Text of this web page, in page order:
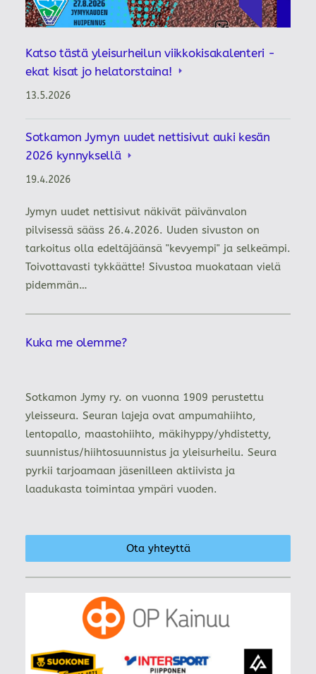
Katso tästä yleisurheilun viikkokisakalenteri -
ekat kisat jo helatorstaina!
13.5.2026
Sotkamon Jymyn uudet nettisivut auki kesän
2026 kynnyksellä
19.4.2026
Jymyn uudet nettisivut näkivät päivänvalon
pilvisessä sääss 26.4.2026. Uuden sivuston on
tarkoitus olla edeltäjäänsä "kevyempi" ja selkeämpi.
Toivottavasti tykkäätte! Sivustoa muokataan vielä
pidemmän…
Kuka me olemme?
Sotkamon Jymy ry. on vuonna 1909 perustettu
yleisseura. Seuran lajeja ovat ampumahiihto,
lentopallo, maastohiihto, mäkihyppy/yhdistetty,
suunnistus/hiihtosuunnistus ja yleisurheilu. Seura
pyrkii tarjoamaan jäsenilleen aktiivista ja
laadukasta toimintaa ympäri vuoden.
Ota yhteyttä